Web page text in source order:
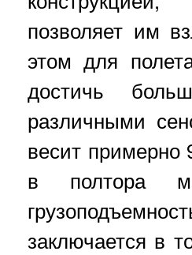
позволяет им
этом для
достичь
различными
весит примерно
в полтора
заключается в